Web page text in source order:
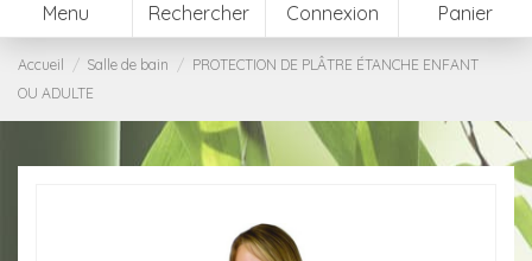
Menu Rechercher Connexion Panier
Accueil Salle de bain
PROTECTION DE PLÂTRE ÉTANCHE ENFANT
OU ADULTE